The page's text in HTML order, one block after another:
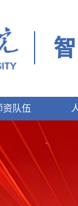
资队伍